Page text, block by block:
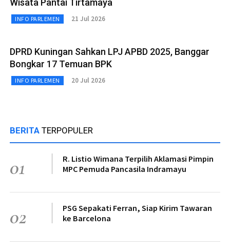
INFO PARLEMEN 21 Jul 2026
DPRD Kuningan Sahkan LPJ APBD 2025, Banggar
Bongkar 17 Temuan BPK
INFO PARLEMEN 20 Jul 2026
BERITA TERPOPULER
01
R. Listio Wimana Terpilih Aklamasi Pimpin
MPC Pemuda Pancasila Indramayu
02
PSG Sepakati Ferran, Siap Kirim Tawaran
ke Barcelona